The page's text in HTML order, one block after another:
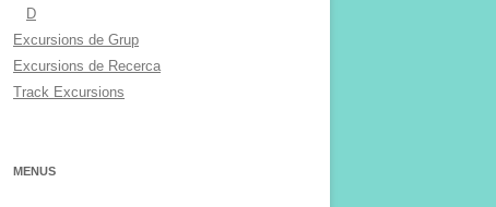
D
Excursions de Grup
Excursions de Recerca
Track Excursions
MENUS